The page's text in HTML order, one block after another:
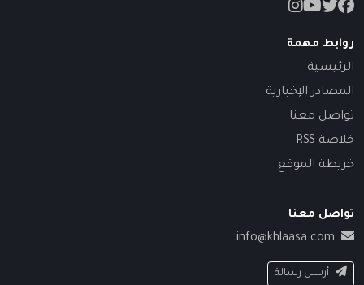
روابط مهمة
الرئيسية
المصادر الإخبارية
تواصل معنا
خلاصة RSS
خريطة الموقع
تواصل معنا
info@khlaasa.com
أرسل رسالة